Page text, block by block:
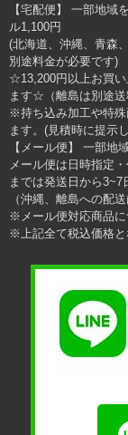
【宅配便】 一部地域
ル1,100円
(北海道、沖縄、青森
別途料金が必要です)
☆13,200円以上お買い
ます☆（離島は別途送
※持ち込み加工や特殊
ます。(見積時に提示
【メール便】 一部地
メール便は日時指定
までは発送日から
（沖縄、離島への配
※メール便対応商品
※上記全て税込価格と